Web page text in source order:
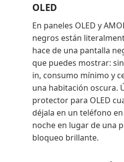
OLED
En paneles OLED y
negros están
hace de una pantalla
que puedes mostrar:
in, consumo mínimo y
una habitación oscura.
protector para OLED
déjala en un teléfono
noche en lugar de una
bloqueo brillante.